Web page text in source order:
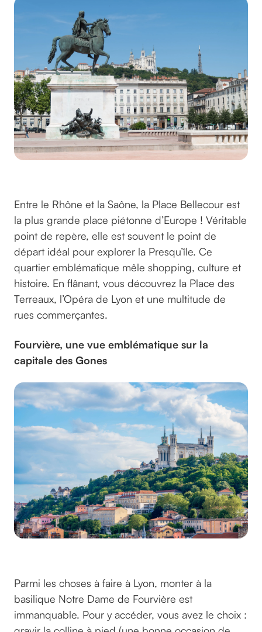
Entre le Rhône et la Saône, la Place Bellecour est
la plus grande place piétonne d’Europe ! Véritable
point de repère, elle est souvent le point de
départ idéal pour explorer la Presqu’île. Ce
quartier emblématique mêle shopping, culture et
histoire. En flânant, vous découvrez la Place des
Terreaux, l’Opéra de Lyon et une multitude de
rues commerçantes.
Fourvière, une vue emblématique sur la
capitale des Gones
Parmi les choses à faire à Lyon, monter à la
basilique Notre Dame de Fourvière est
immanquable. Pour y accéder, vous avez le choix :